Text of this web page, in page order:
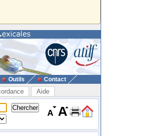
Outils Contact
Aide